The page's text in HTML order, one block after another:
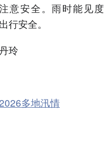
意安全。雨时能见度
行安全。
玲
多地汛情